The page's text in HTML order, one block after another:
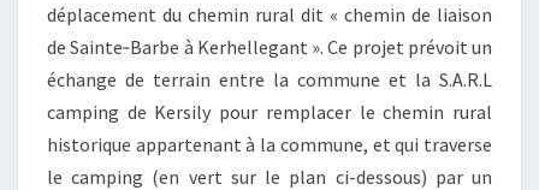
ET
KERHELLEGANT
déplacement du chemin rural dit « chemin de liaison
de Sainte‑Barbe à Kerhellegant ». Ce projet prévoit un
échange de terrain entre la commune et la S.A.R.L
camping de Kersily pour remplacer le chemin rural
historique appartenant à la commune, et qui traverse
le camping (en vert sur le plan ci-dessous) par un